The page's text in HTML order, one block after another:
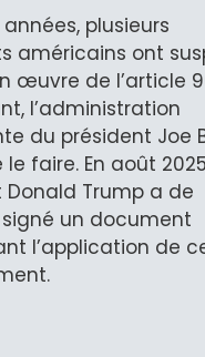
plusieurs
américains ont
œuvre de l’article
l’administration
du président Joe
faire. En août
Donald Trump a de
un document
l’application de